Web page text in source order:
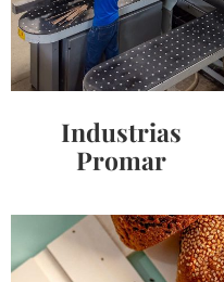
Industrias
Promar